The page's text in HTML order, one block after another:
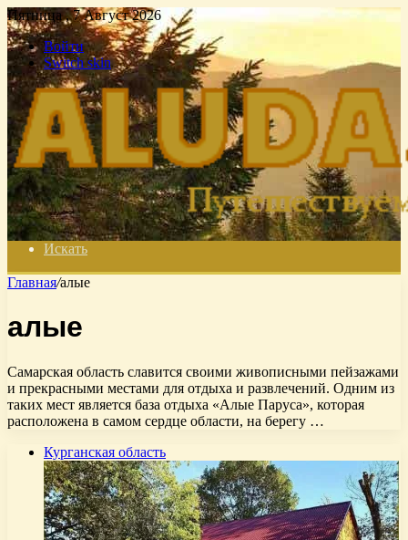
Пятница , 7 Август 2026
Войти
Switch skin
Искать
Главная/алые
алые
Самарская область славится своими живописными пейзажами
и прекрасными местами для отдыха и развлечений. Одним из
таких мест является база отдыха «Алые Паруса», которая
расположена в самом сердце области, на берегу …
Курганская область